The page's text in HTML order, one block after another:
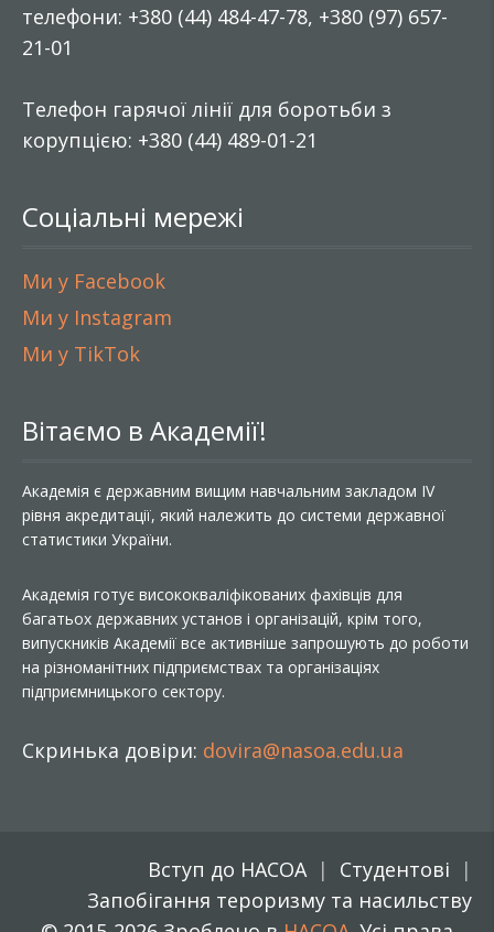
телефони: +380 (44) 484-47-78, +380 (97) 657-
21-01
Телефон гарячої лінії для боротьби з
корупцією: +380 (44) 489-01-21
Соціальні мережі
Ми у Facebook
Ми у Instagram
Ми у TikTok
Вітаємо в Академії!
Академія є державним вищим навчальним закладом IV
рівня акредитації, який належить до системи державної
статистики України.
Академія готує висококваліфікованих фахівців для
багатьох державних установ і організацій, крім того,
випускників Академії все активніше запрошують до роботи
на різноманітних підприємствах та організаціях
підприємницького сектору.
Скринька довіри: dovira@nasoa.edu.ua
Вступ до НАСОА
Студентові
Запобігання тероризму та насильству